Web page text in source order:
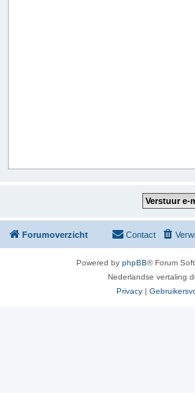
Forumoverzicht Contact
Powered by phpBB® Forum
Nederlandse vertaling
Privacy |